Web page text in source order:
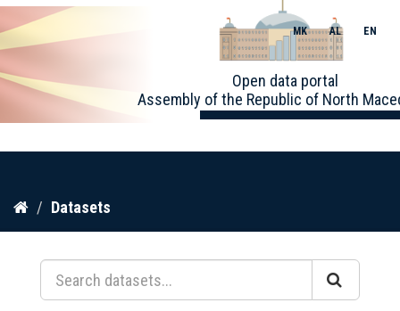
Skip
content
Open data portal
Assembly of the Republic of North
MK AL EN
Datasets